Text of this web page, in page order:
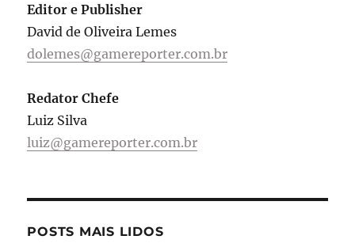
Editor e Publisher
David de Oliveira Lemes
dolemes@gamereporter.com.br
Redator Chefe
Luiz Silva
luiz@gamereporter.com.br
POSTS MAIS LIDOS